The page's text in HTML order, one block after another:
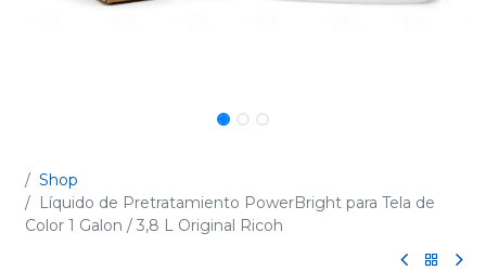
Shop
Líquido de Pretratamiento PowerBright para Tela de
Color 1 Galon / 3,8 L Original Ricoh